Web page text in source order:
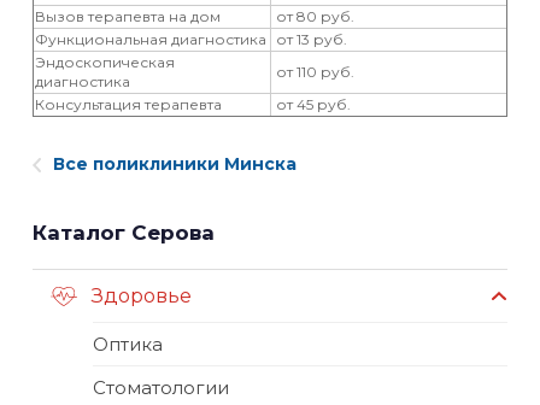
Вызов терапевта на дом
от 80 руб.
Функциональная диагностика
от 13 руб.
Эндоскопическая
диагностика
от 110 руб.
Консультация терапевта
от 45 руб.
Все поликлиники Минска
Каталог Серова
Здоровье
Оптика
Стоматологии